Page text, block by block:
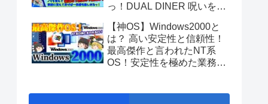
っ！DUAL DINER 呪いをか
あのちゃんライブ
【神OS】Windows2000と
は？ 高い安定性と信頼性！
最高傑作と言われたNT系
OS！安定性を極めた業務向